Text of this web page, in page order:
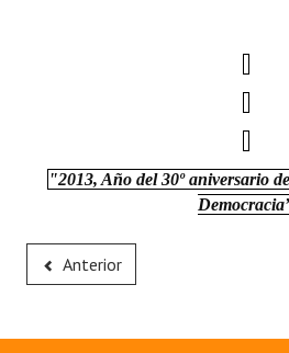
"2013, Año del 30º aniversario
Anterior